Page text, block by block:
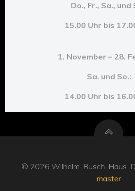
Do., Fr., Sa., und
15.00 Uhr bis
1. November – 28.
Sa. und So.:
14.00 Uhr bis
© 2026 Wilhelm-Busch-Haus.
master